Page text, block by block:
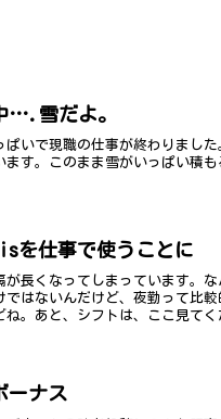
….雪だよ。
ぱいで現職の仕事が終わりまし
ます。このまま雪がいっぱい積も
を仕事で使うことに
が長くなってしまっています。
ではないんだけど、夜勤って比
ね。あと、シフトは、ここ見て
ーナス